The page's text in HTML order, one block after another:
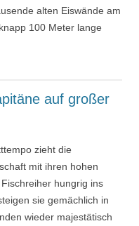
alten Eiswände am
100 Meter lange
auf großer
zieht die
mit ihren hohen
hungrig ins
sie gemächlich in
wieder majestätisch